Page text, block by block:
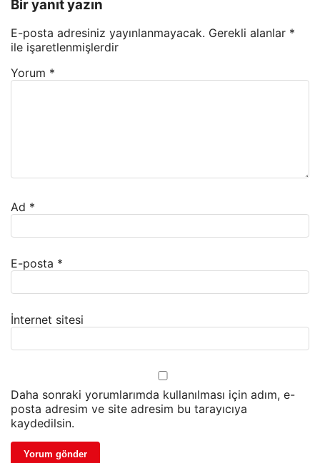
Bir yanıt yazın
E-posta adresiniz yayınlanmayacak. Gerekli alanlar *
ile işaretlenmişlerdir
Yorum *
Ad *
E-posta *
İnternet sitesi
Daha sonraki yorumlarımda kullanılması için adım, e-
posta adresim ve site adresim bu tarayıcıya
kaydedilsin.